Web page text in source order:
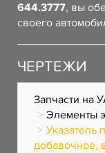
644.3777, вы
своего
ЧЕРТЕЖИ
Запчасти на
Элементы
Указатель
добавочное,